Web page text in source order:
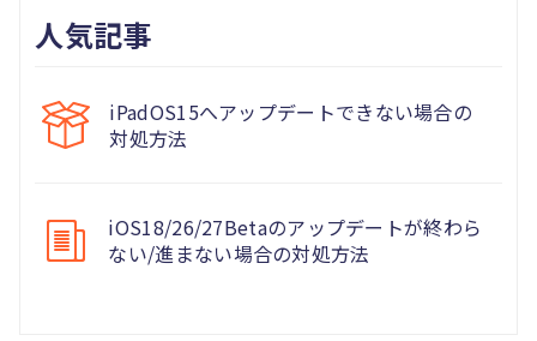
人気記事
iPadOS15へアップデートできない場合の
対処方法
iOS18/26/27Betaのアップデートが終わら
ない/進まない場合の対処方法